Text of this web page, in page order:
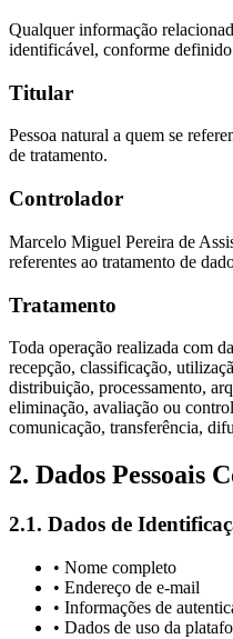
Qualquer informação
identificável, conforme
Titular
Pessoa natural a quem se
de tratamento.
Controlador
Marcelo Miguel Pereira de
referentes ao tratamento de
Tratamento
Toda operação realizada com
recepção, classificação,
distribuição, processamento,
eliminação, avaliação ou
comunicação, transferência,
2. Dados Pessoais
2.1. Dados de
• Nome completo
• Endereço de e-mail
• Informações de
• Dados de uso da